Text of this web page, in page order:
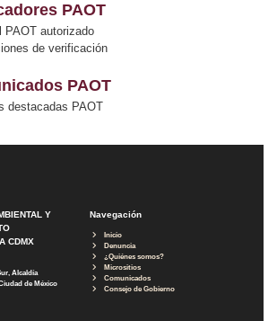
PAOT
PAOT autorizado
de verificación
PAOT
destacadas PAOT
Y
CDMX
Alcaldía
de México
Navegación
Inicio
Denuncia
¿Quiénes somos?
Micrositios
Comunicados
Consejo de Gobierno